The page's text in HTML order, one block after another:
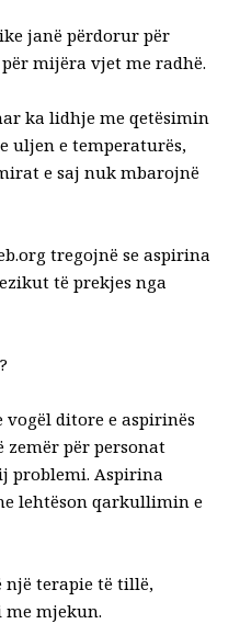
janë përdorur për
mijëra vjet me radhë.
ka lidhje me qetësimin
uljen e temperaturës,
e saj nuk mbarojnë
tregojnë se aspirina
të prekjes nga
vogël ditore e aspirinës
zemër për personat
problemi. Aspirina
lehtëson qarkullimin e
një terapie të tillë,
mjekun.